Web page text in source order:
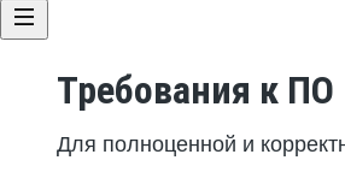
Требования к ПО
Для полноценной и